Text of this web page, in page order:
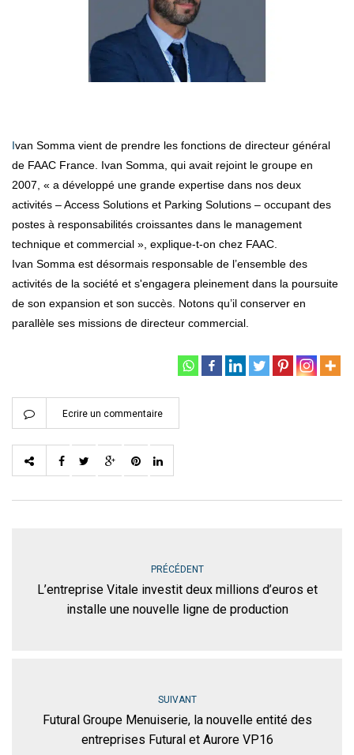
Ivan Somma vient de prendre les fonctions de directeur général
de FAAC France. Ivan Somma, qui avait rejoint le groupe en
2007, « a développé une grande expertise dans nos deux
activités – Access Solutions et Parking Solutions – occupant des
postes à responsabilités croissantes dans le management
technique et commercial », explique-t-on chez FAAC.
Ivan Somma est désormais responsable de l’ensemble des
activités de la société et s'engagera pleinement dans la poursuite
de son expansion et son succès. Notons qu’il conserver en
parallèle ses missions de directeur commercial.
Ecrire un commentaire
PRÉCÉDENT
L’entreprise Vitale investit deux millions d’euros et
installe une nouvelle ligne de production
SUIVANT
Futural Groupe Menuiserie, la nouvelle entité des
entreprises Futural et Aurore VP16